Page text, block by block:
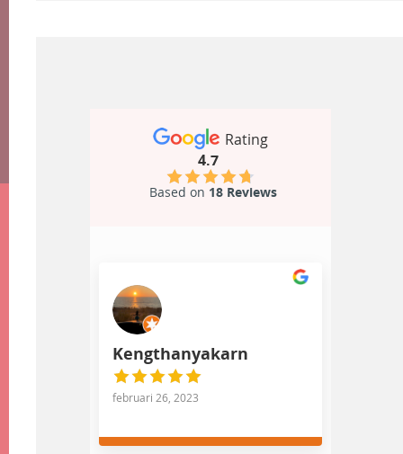
Rating
4.7
Based on 18 Reviews
Kengthanyakarn
februari 26, 2023